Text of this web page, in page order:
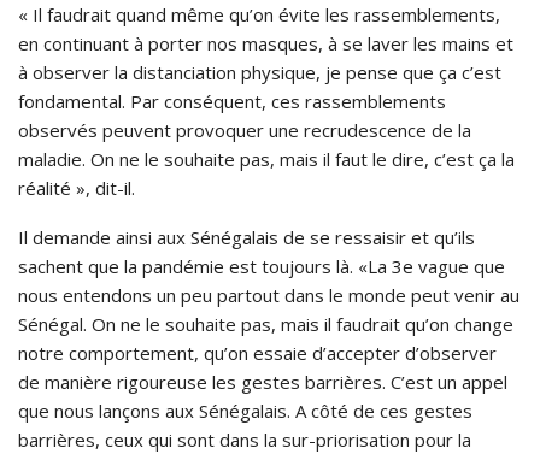
« Il faudrait quand même qu’on évite les rassemblements,
en continuant à porter nos masques, à se laver les mains et
à observer la distanciation physique, je pense que ça c’est
fondamental. Par conséquent, ces rassemblements
observés peuvent provoquer une recrudescence de la
maladie. On ne le souhaite pas, mais il faut le dire, c’est ça la
réalité », dit-il.
Il demande ainsi aux Sénégalais de se ressaisir et qu’ils
sachent que la pandémie est toujours là. «La 3e vague que
nous entendons un peu partout dans le monde peut venir au
Sénégal. On ne le souhaite pas, mais il faudrait qu’on change
notre comportement, qu’on essaie d’accepter d’observer
de manière rigoureuse les gestes barrières. C’est un appel
que nous lançons aux Sénégalais. A côté de ces gestes
barrières, ceux qui sont dans la sur-priorisation pour la